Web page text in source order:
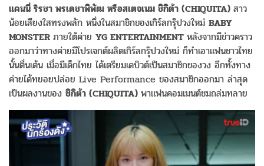
แคนนี่ ริรชา พรเดชาพิพัฒ หรือสเตจเนม ชิกิต้า (CHIQUITA) สาว
น้อยเสียงใสทรงพลัก หนึ่งในสมาชิกของเกิร์ลกรุ๊ปวงใหม่ BABY
MONSTER ภายใต้ค่าย YG ENTERTAINMENT หลังจากมีข่าวคราว
ออกมาว่าทางค่ายมีโปรเจกต์ผลิตเกิร์ลกรุ๊ปวงใหม่ ก็ทำเอาแฟนชาวไทย
นั้นตื่นเต้น เมื่อมีเด็กไทย ได้เตรียมเดบิวต์เป็นสมาชิกของวง อีกทั้งทาง
ค่ายได้ทยอยปล่อย Live Performance ของสมาชิกออกมา ล่าสุด
เป็นผลงานของ ชิกิต้า (CHIQUITA) พาแฟนคอมเมนต์ชมถล่มทลาย